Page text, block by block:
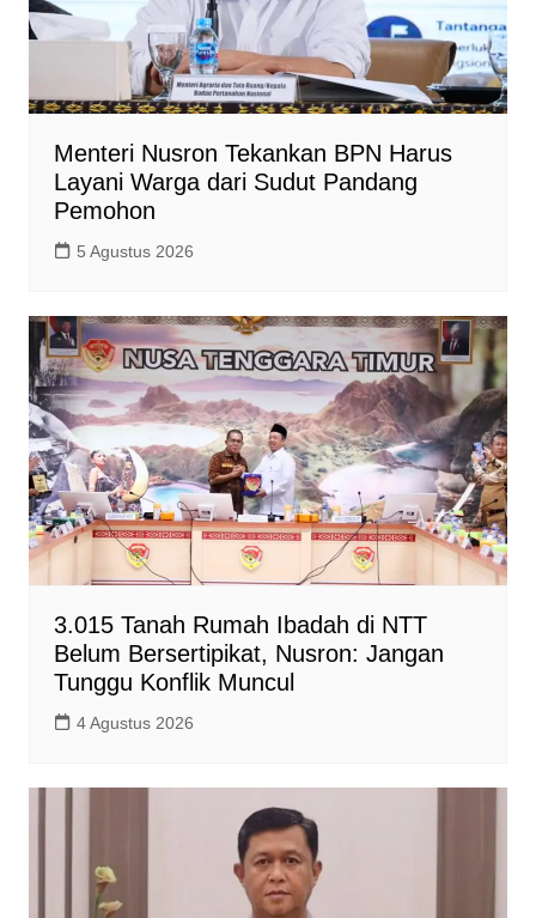
Menteri Nusron Tekankan BPN Harus
Layani Warga dari Sudut Pandang
Pemohon
5 Agustus 2026
3.015 Tanah Rumah Ibadah di NTT
Belum Bersertipikat, Nusron: Jangan
Tunggu Konflik Muncul
4 Agustus 2026